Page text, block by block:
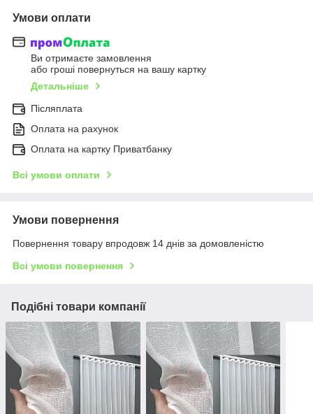
Умови оплати
Ви отримаєте замовлення
або гроші повернуться на вашу картку
Детальніше
Післяплата
Оплата на рахунок
Оплата на картку Приватбанку
Всі умови оплати
Умови повернення
Повернення товару впродовж 14 днів за домовленістю
Всі умови повернення
Подібні товари компанії